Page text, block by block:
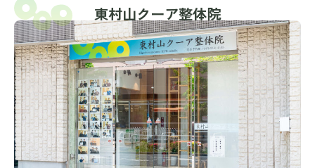
東村山クーア整体院